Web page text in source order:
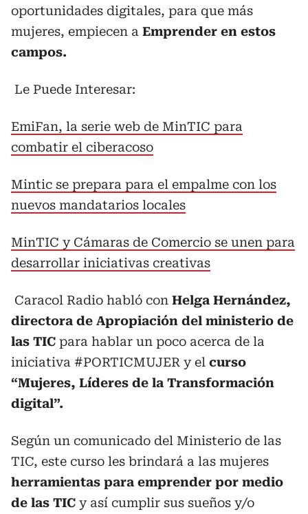
oportunidades digitales, para que más
mujeres, empiecen a Emprender en estos
campos.
Le Puede Interesar:
EmiFan, la serie web de MinTIC para
combatir el ciberacoso
Mintic se prepara para el empalme con los
nuevos mandatarios locales
MinTIC y Cámaras de Comercio se unen para
desarrollar iniciativas creativas
Caracol Radio habló con Helga Hernández,
directora de Apropiación del ministerio de
las TIC para hablar un poco acerca de la
iniciativa #PORTICMUJER y el curso
“Mujeres, Líderes de la Transformación
digital”.
Según un comunicado del Ministerio de las
TIC, este curso les brindará a las mujeres
herramientas para emprender por medio
de las TIC y así cumplir sus sueños y/o